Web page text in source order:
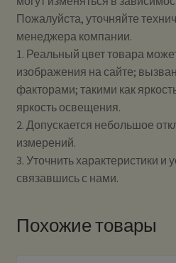
Пожалуйста, уточняйте
менеджера компании.
1. Реальный цвет товара
изображения на сайте;
факторами; такими как
яркость освещения.
2. Допускается небольшое
измерений.
3. Уточнить характеристики
связавшись с нами.
Похожие товары